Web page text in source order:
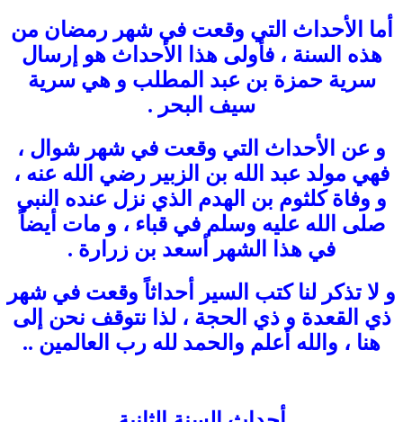
أما الأحداث التي وقعت في شهر رمضان من
هذه السنة ، فأولى هذا الأحداث هو إرسال
سرية حمزة بن عبد المطلب و هي سرية
سيف البحر .
و عن الأحداث التي وقعت في شهر شوال ،
فهي مولد عبد الله بن الزبير رضي الله عنه ،
و وفاة كلثوم بن الهدم الذي نزل عنده النبي
صلى الله عليه وسلم في قباء ، و مات أيضاً
في هذا الشهر أسعد بن زرارة .
و لا تذكر لنا كتب السير أحداثاً وقعت في شهر
ذي القعدة و ذي الحجة ، لذا نتوقف نحن إلى
هنا ، والله أعلم والحمد لله رب العالمين ..